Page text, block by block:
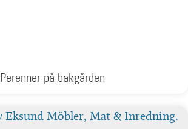
Perenner på bakgården